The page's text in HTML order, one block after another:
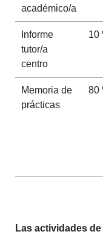
académico/a
Informe
tutor/a
centro
10
Memoria de
prácticas
80
Las actividades